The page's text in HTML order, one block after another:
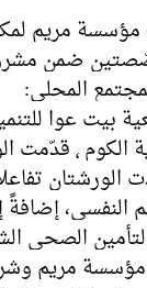
المحلي:
الريفية ٬ قدّمت الورشة الدكتورة
الممرضة الموجِّهة براءة رجوب.
الورشتان
النفسي،
الصحي
مريم